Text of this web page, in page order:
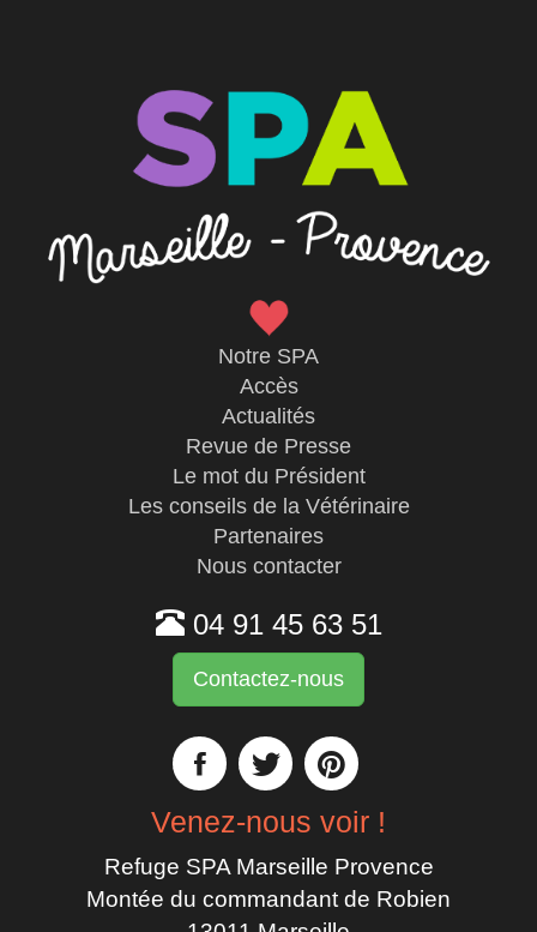
Notre SPA
Accès
Actualités
Revue de Presse
Le mot du Président
Les conseils de la Vétérinaire
Partenaires
Nous contacter
04 91 45 63 51
Contactez-nous
Venez-nous voir !
Refuge SPA Marseille Provence
Montée du commandant de Robien